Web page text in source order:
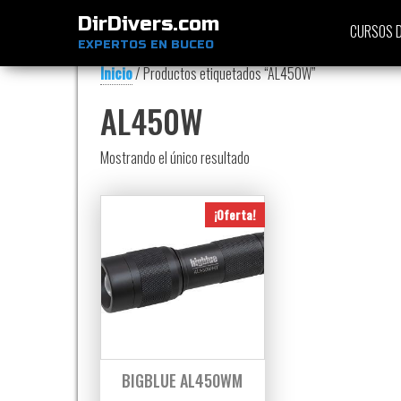
DirDivers.com
EXPERTOS EN BUCEO
CURSOS
Inicio/ Productos etiquetados “AL450W”
AL450W
Mostrando el único resultado
¡Oferta!
BIGBLUE AL450WM